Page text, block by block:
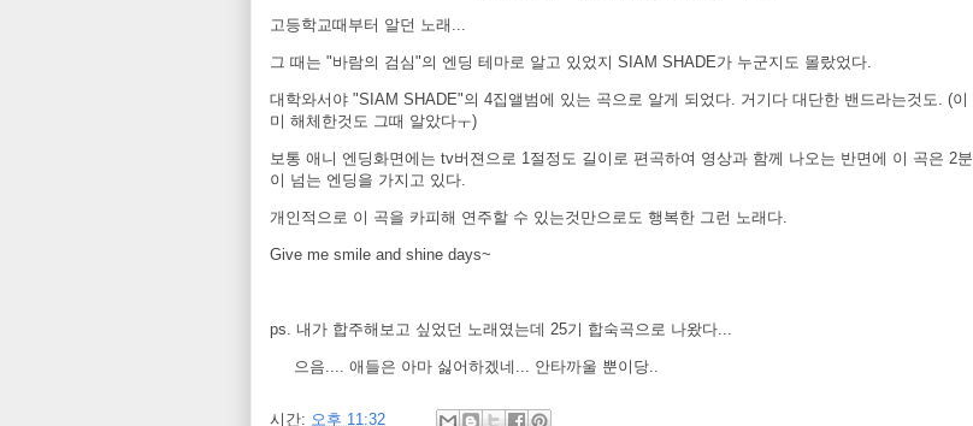
고등학교때부터 알던 노래...
그 때는 "바람의 검심"의 엔딩 테마로 알고 있었지 SIAM SHADE가 누군지도 몰랐었다.
대학와서야 "SIAM SHADE"의 4집앨범에 있는 곡으로 알게 되었다. 거기다 대단한 밴드라는것도. (이
미 해체한것도 그때 알았다ㅜ)
보통 애니 엔딩화면에는 tv버젼으로 1절정도 길이로 편곡하여 영상과 함께 나오는 반면에 이 곡은 2분
이 넘는 엔딩을 가지고 있다.
개인적으로 이 곡을 카피해 연주할 수 있는것만으로도 행복한 그런 노래다.
Give me smile and shine days~
ps. 내가 합주해보고 싶었던 노래였는데 25기 합숙곡으로 나왔다...
으음.... 애들은 아마 싫어하겠네... 안타까울 뿐이당..
시간: 오후 11:32